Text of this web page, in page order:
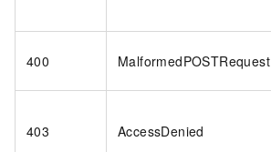
400 MalformedPOSTRequest
403 AccessDenied